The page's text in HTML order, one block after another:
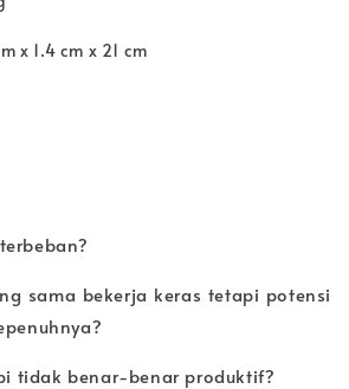
x 1.4 cm x 21 cm
sama bekerja keras tetapi potensi
tidak benar-benar produktif?